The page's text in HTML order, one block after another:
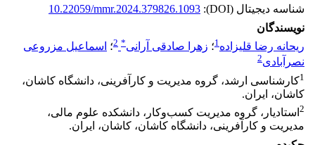
شناسه دیجیتال (DOI):
10.22059/mmr.2024.379826.1093
نویسندگان
ریحانه رضا قلیزاده1؛ زهرا صادقی آرانی*
2؛ اسماعیل مزروعی
نصرآبادی2
1کارشناسی ‌ارشد، گروه مدیریت و کارآفرینی، دانشگاه کاشان،
کاشان، ایران.
2 استادیار، گروه مدیریت کسب‌وکار، دانشکده علوم مالی،
مدیریت و کارآفرینی، دانشگاه کاشان، کاشان، ایران.